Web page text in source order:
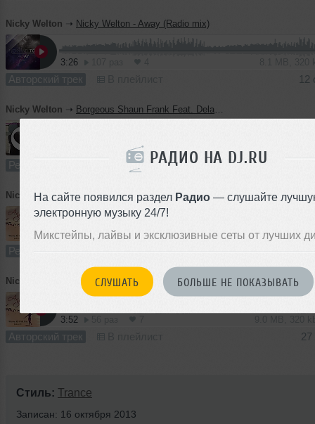
РАДИО НА DJ.RU
На сайте появился раздел Радио — слушайте
электронную музыку 24/7!
Микстейпы, лайвы и эксклюзивные сеты от лучших
СЛУШАТЬ БОЛЬШЕ НЕ ПОКАЗЫВАТЬ
Nicky Welton ➝ Nicky Welton - Away (Radio mix)
3:26
Авторский трек 12
Nicky Welton ➝ Borgeous Shaun Frank Feat. Delaney Jane - This Could Be Love (Dj Nikita Noskow Radio Remix)
6
Ремикс
Nicky Welton ➝AngeliyA feat Dj Nikita Noskow - I Wanna Fly With You (Allienso Remix)
3:52 75 раз 9 9.0 MB,
Ремикс
Nicky Welton AngeliyA feat Dj Nikita Noskow - I Wanna Fly With You (Radio edit)
3:52
Авторский трек 27
Стиль: Trance
Записан: 16 октября 2013